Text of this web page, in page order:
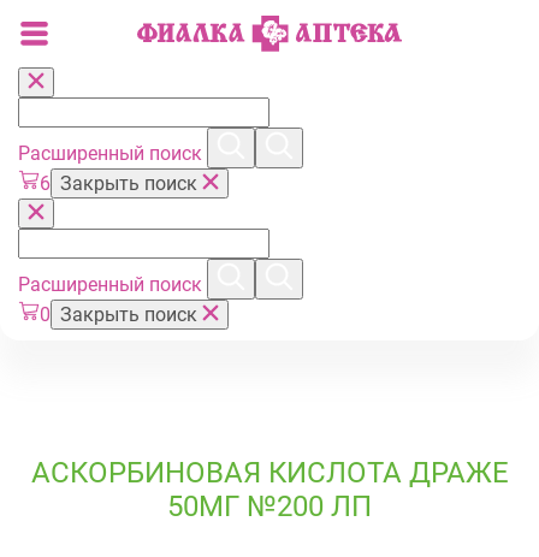
Расширенный поиск
6 Закрыть поиск
Расширенный поиск
0 Закрыть поиск
АСКОРБИНОВАЯ КИСЛОТА ДРАЖЕ
50МГ №200 ЛП